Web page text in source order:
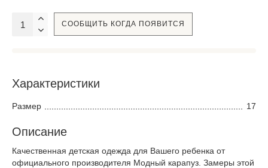
СООБЩИТЬ КОГДА ПОЯВИТСЯ
Характеристики
Размер 17
Описание
Качественная детская одежда для Вашего ребенка от
официального производителя Модный карапуз. Замеры этой